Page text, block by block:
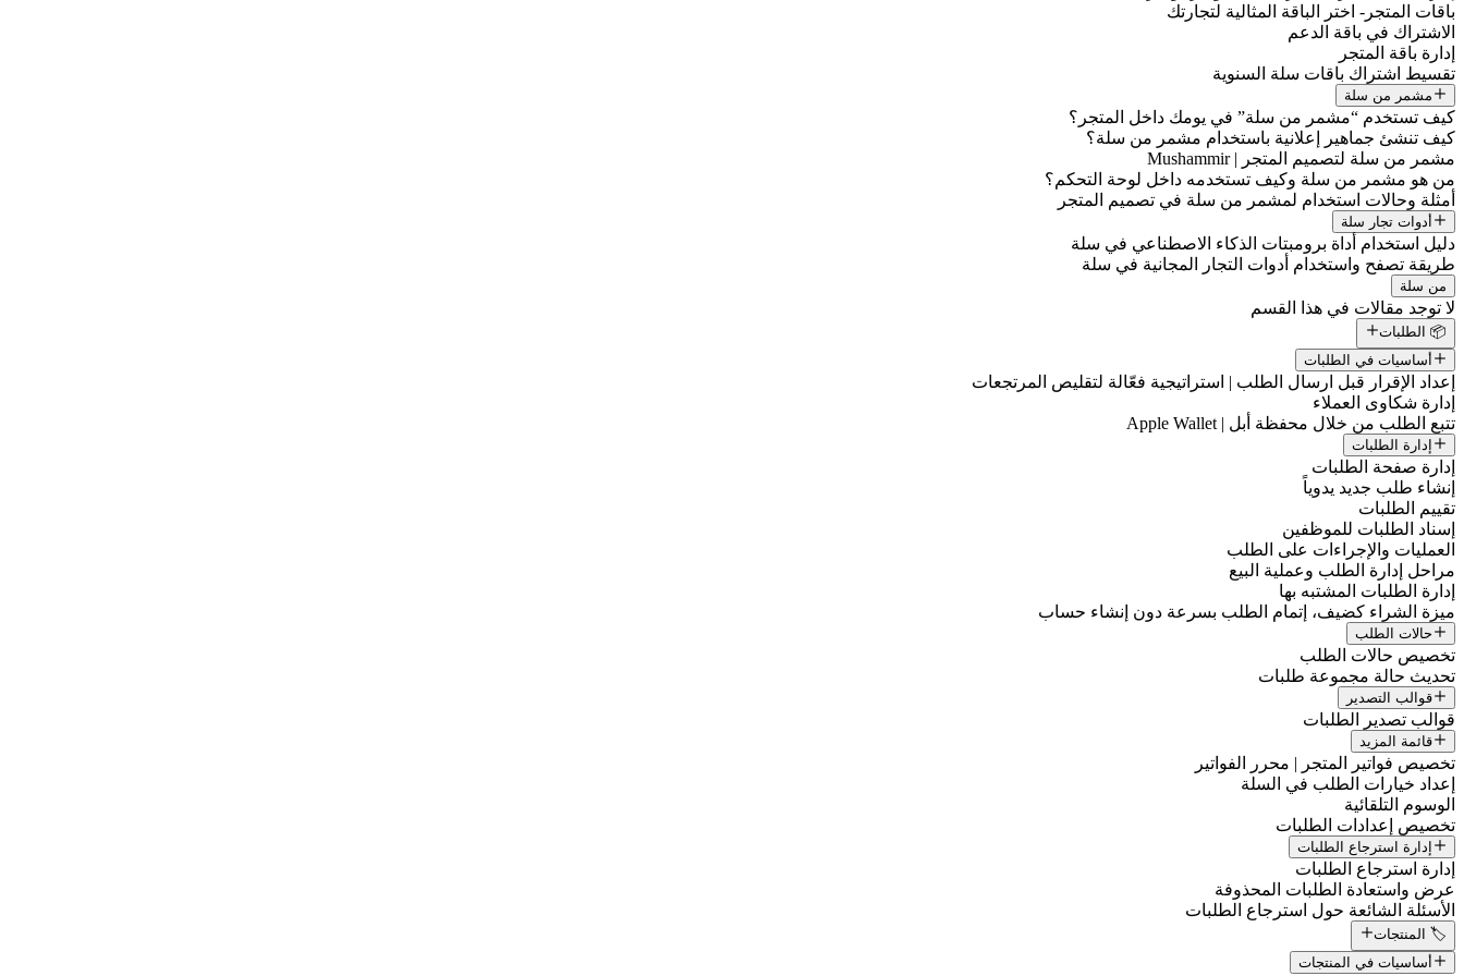
باقات المتجر- اختر الباقة المثالية لتجارتك
الاشتراك في باقة الدعم
إدارة باقة المتجر
تقسيط اشتراك باقات سلة السنوية
مشمر من سلة
كيف تستخدم “مشمر من سلة” في يومك داخل المتجر؟
كيف تنشئ جماهير إعلانية باستخدام مشمر من سلة؟
مشمر من سلة لتصميم المتجر | Mushammir
من هو مشمر من سلة وكيف تستخدمه داخل لوحة التحكم؟
أمثلة وحالات استخدام لمشمر من سلة في تصميم المتجر
أدوات تجار سلة
دليل استخدام أداة برومبتات الذكاء الاصطناعي في سلة
طريقة تصفح واستخدام أدوات التجار المجانية في سلة
من سلة
لا توجد مقالات في هذا القسم
📦 الطلبات
أساسيات في الطلبات
إعداد الإقرار قبل ارسال الطلب | استراتيجية فعّالة لتقليص المرتجعات
إدارة شكاوى العملاء
تتبع الطلب من خلال محفظة أبل | Apple Wallet
إدارة الطلبات
إدارة صفحة الطلبات
إنشاء طلب جديد يدوياً
تقييم الطلبات
إسناد الطلبات للموظفين
العمليات والإجراءات على الطلب
مراحل إدارة الطلب وعملية البيع
إدارة الطلبات المشتبه بها
ميزة الشراء كضيف، إتمام الطلب بسرعة دون إنشاء حساب
حالات الطلب
تخصيص حالات الطلب
تحديث حالة مجموعة طلبات
قوالب التصدير
قوالب تصدير الطلبات
قائمة المزيد
تخصيص فواتير المتجر | محرر الفواتير
إعداد خيارات الطلب في السلة
الوسوم التلقائية
تخصيص إعدادات الطلبات
إدارة استرجاع الطلبات
إدارة استرجاع الطلبات
عرض واستعادة الطلبات المحذوفة
الأسئلة الشائعة حول استرجاع الطلبات
🏷️ المنتجات
أساسيات في المنتجات